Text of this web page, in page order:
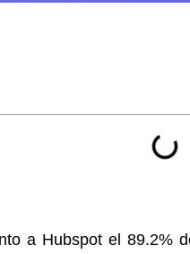
a Hubspot el 89.2%